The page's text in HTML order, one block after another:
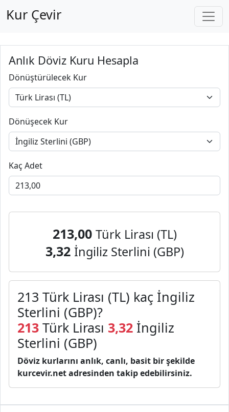
Kur Çevir
Anlık Döviz Kuru Hesapla
Dönüştürülecek Kur
Dönüşecek Kur
Kaç Adet
213,00 Türk Lirası (TL)
3,32 İngiliz Sterlini (GBP)
213 Türk Lirası (TL) kaç İngiliz
Sterlini (GBP)?
213 Türk Lirası 3,32 İngiliz
Sterlini (GBP)
Döviz kurlarını anlık, canlı, basit bir şekilde
kurcevir.net adresinden takip edebilirsiniz.